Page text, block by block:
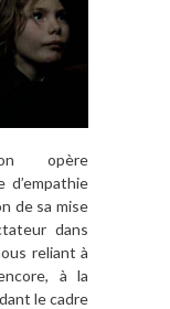
opère
d’empathie
de sa mise
dans
reliant à
à la
le cadre